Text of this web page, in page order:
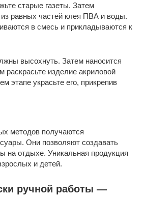
старые газеты. Затем
из равных частей клея ПВА и воды.
в смесь и прикладываются к
высохнуть. Затем наносится
раскрасьте изделие акриловой
этапе украсьте его, прикрепив
методов получаются
Они позволяют создавать
на отдыхе. Уникальная продукция
и детей.
ручной работы —